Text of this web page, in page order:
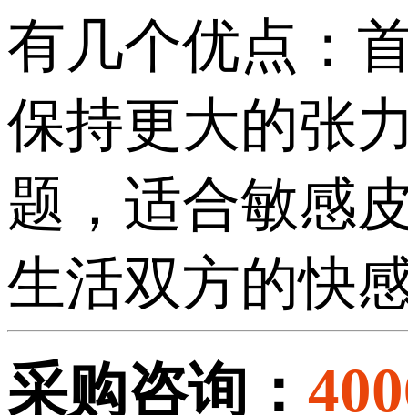
有几个优点：
保持更大的张
题，适合敏感
生活双方的快
采购咨询：